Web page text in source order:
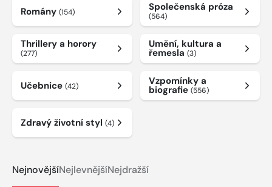
Romány (154) Společenská próza
(564)
Thrillery a horory
(277)
Umění, kultura a
řemesla (3)
Učebnice (42) Vzpomínky a
biografie (556)
Zdravý životní styl (4)
NejnovějšíNejlevnějšíNejdražší